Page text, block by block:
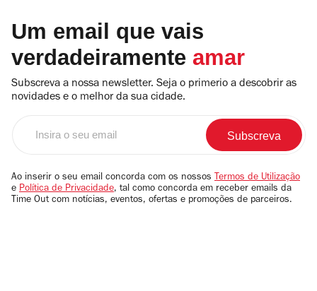
Um email que vais
verdadeiramente amar
Subscreva a nossa newsletter. Seja o primerio a descobrir as
novidades e o melhor da sua cidade.
email
Ao inserir o seu email concorda com os nossos Termos de Utilização
e Política de Privacidade, tal como concorda em receber emails da
Time Out com notícias, eventos, ofertas e promoções de parceiros.